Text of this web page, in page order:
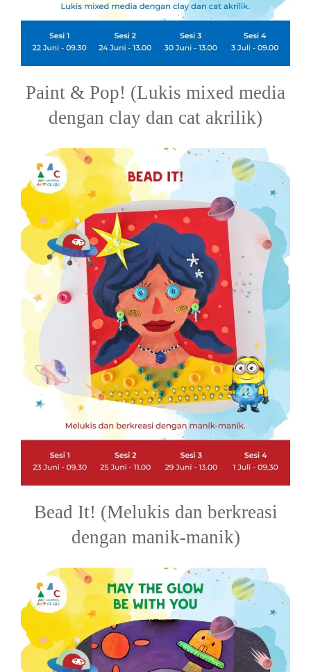
Paint & Pop! (Lukis mixed media
dengan clay dan cat akrilik)
Bead It! (Melukis dan berkreasi
dengan manik-manik)